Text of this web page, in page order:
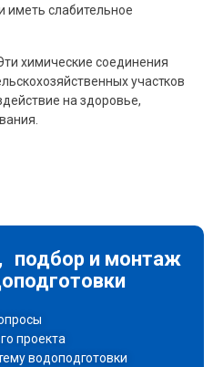
иметь слабительное
химические соединения
участков
на здоровье,
подбор и монтаж
проекта
водоподготовки